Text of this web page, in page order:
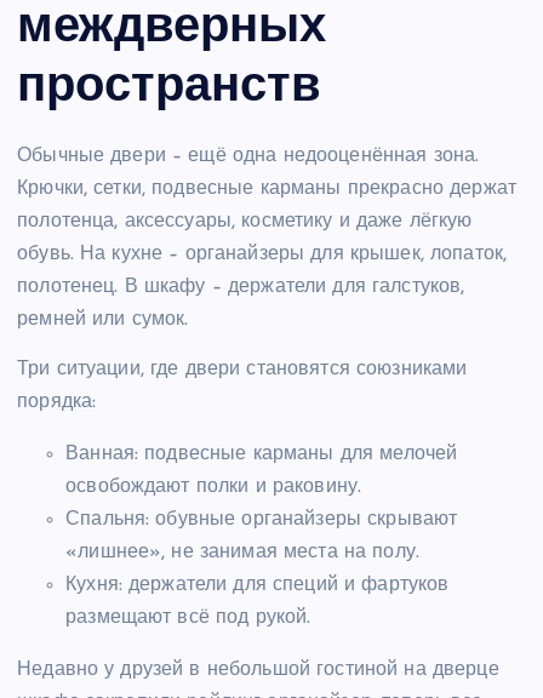
междверных
пространств
Обычные двери – ещё одна недооценённая зона.
Крючки, сетки, подвесные карманы прекрасно держат
полотенца, аксессуары, косметику и даже лёгкую
обувь. На кухне – органайзеры для крышек, лопаток,
полотенец. В шкафу – держатели для галстуков,
ремней или сумок.
Три ситуации, где двери становятся союзниками
порядка:
Ванная: подвесные карманы для мелочей
освобождают полки и раковину.
Спальня: обувные органайзеры скрывают
«лишнее», не занимая места на полу.
Кухня: держатели для специй и фартуков
размещают всё под рукой.
Недавно у друзей в небольшой гостиной на дверце